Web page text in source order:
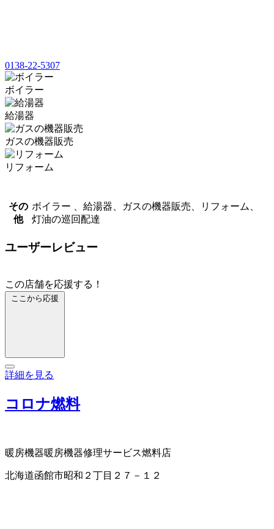
0138-22-5307
ボイラー
給湯器
ガスの機器販売
リフォーム
その
他
ボイラー 、給湯器、ガスの機器販売、リフォーム、
灯油の巡回配達
ユーザーレビュー
この店舗を応援する！
ここから応援
詳細を見る
コロナ燃料
暖房機器暖房機器修理サービス燃料店
北海道函館市昭和２丁目２７－１２